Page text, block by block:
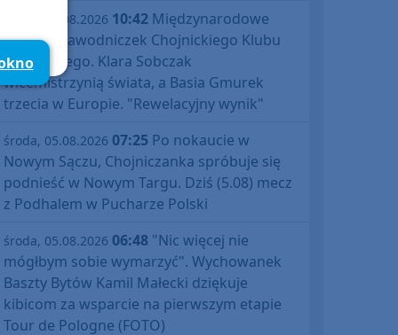
środa, 05.08.2026 10:42 Międzynarodowe
sukcesy zawodniczek Chojnickiego Klubu
Żeglarskiego. Klara Sobczak
wicemistrzynią świata, a Basia Gmurek
trzecia w Europie. "Rewelacyjny wynik"
środa, 05.08.2026 07:25 Po nokaucie w
Nowym Sączu, Chojniczanka spróbuje się
podnieść w Nowym Targu. Dziś (5.08) mecz
z Podhalem w Pucharze Polski
środa, 05.08.2026 06:48 "Nic więcej nie
mógłbym sobie wymarzyć". Wychowanek
Baszty Bytów Kamil Małecki dziękuje
kibicom za wsparcie na pierwszym etapie
Tour de Pologne (FOTO)